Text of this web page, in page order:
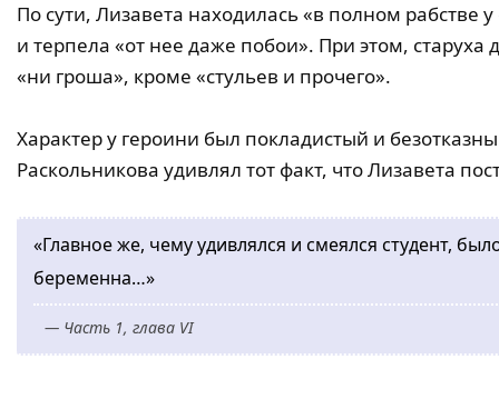
По сути, Лизавета находилась «в полном рабстве
и терпела «от нее даже побои». При этом,
«ни гроша», кроме «стульев и прочего».
Характер у героини был покладистый и
Раскольникова удивлял тот факт, что Лизавета
«Главное же, чему удивлялся и смеялся студент,
беременна…»
— Часть 1, глава VI